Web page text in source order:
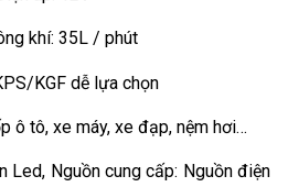
khí: 35L / phút
KGF dễ lựa chọn
ô tô, xe máy, xe đạp, nệm hơi…
Led, Nguồn cung cấp: Nguồn điện